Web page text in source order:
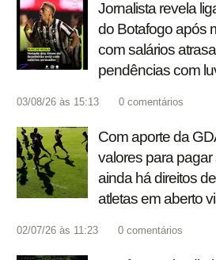
Jornalista revela
do Botafogo após
com salários
pendências com
03/08/26 às 15:13 0 comentários
Com aporte da
valores para pagar
ainda há direitos
atletas em aberto
02/07/26 às 11:23 0 comentários